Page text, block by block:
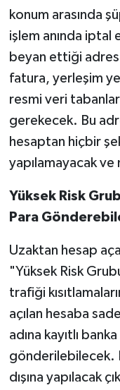
konum arasında
işlem anında iptal
beyan ettiği
fatura, yerleşim
resmi veri
gerekecek. Bu
hesaptan hiçbir
yapılamayacak
Yüksek Risk
Para
Uzaktan hesap
"Yüksek Risk
trafiği
açılan hesaba
adına kayıtlı
gönderilebilecek.
dışına yapılacak